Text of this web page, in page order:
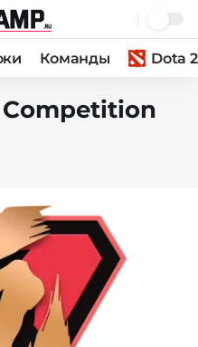
Команды Dota 2